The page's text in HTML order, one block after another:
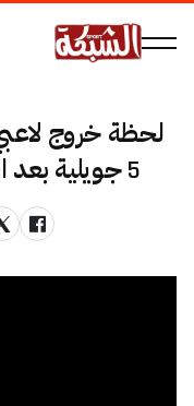
لحظة خروج
5 جويلية بعد التعادل ضد جمعية شلف